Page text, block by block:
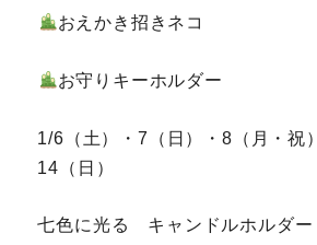
おえかき招きネコ
お守りキーホルダー
1/6（土）・7（日）・8（月・祝
14（日）
七色に光る キャンドルホルダー